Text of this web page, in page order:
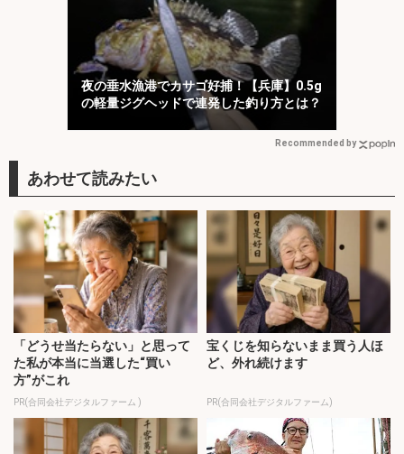
夜の垂水漁港でカサゴ好捕！【兵庫】0.5g
の軽量ジグヘッドで連発した釣り方とは？
Recommended by
「どうせ当たらない」と思って
た私が本当に当選した“買い
方”がこれ
PR(合同会社デジタルファーム )
宝くじを知らないまま買う人ほ
ど、外れ続けます
PR(合同会社デジタルファーム)